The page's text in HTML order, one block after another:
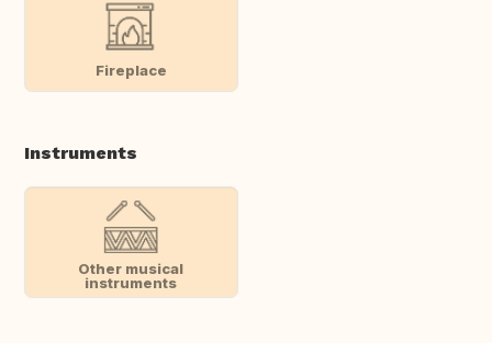
Fireplace
Instruments
Other musical
instruments